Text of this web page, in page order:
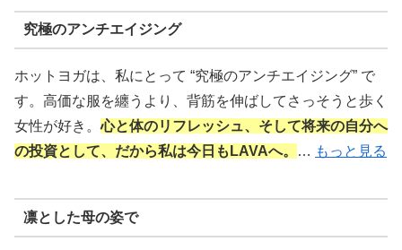
究極のアンチエイジング
ホットヨガは、私にとって “究極のアンチエイジング” で
す。高価な服を纏うより、背筋を伸ばしてさっそうと歩く
女性が好き。心と体のリフレッシュ、そして将来の自分へ
の投資として、だから私は今日もLAVAへ。
… もっと見る
凛とした母の姿で